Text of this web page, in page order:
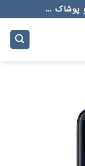
پوشاک ...